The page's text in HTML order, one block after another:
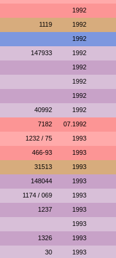
1992
1119 1992
1992
147933 1992
1992
1992
1992
40992 1992
7182 07.1992
1232 / 75 1993
466-93 1993
31513 1993
148044 1993
1174 / 069 1993
1237 1993
1993
1326 1993
30 1993